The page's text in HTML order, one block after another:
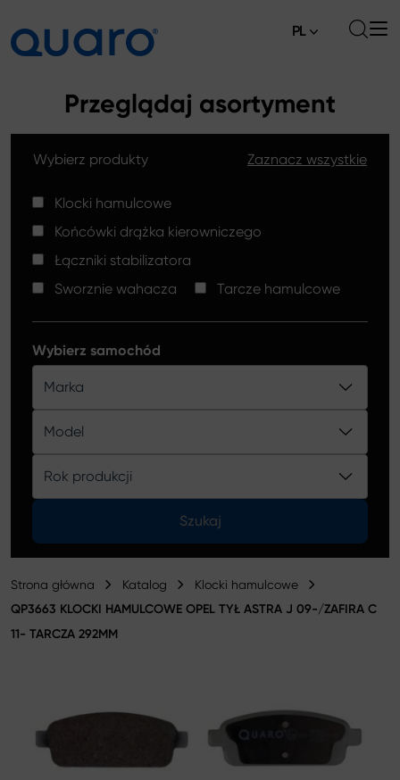
Klocki hamulcowe
Tarcze hamulcowe High Carbon
Końcówki drążków kierowniczych
Klocki hamulcowe Silver Ceramic
Katalog
Aktualności
Gdzie kupić
Kontakt
PL
Przeglądaj asortyment
Wybierz produkty Zaznacz wszystkie
Klocki hamulcowe
Końcówki drążka kierowniczego
Łączniki stabilizatora
Sworznie wahacza
Tarcze hamulcowe
Wybierz samochód
Marka
Model
Rok produkcji
Szukaj
Strona główna Katalog Klocki hamulcowe
QP3663 KLOCKI HAMULCOWE OPEL TYŁ ASTRA J 09-/ZAFIRA C
11- TARCZA 292MM